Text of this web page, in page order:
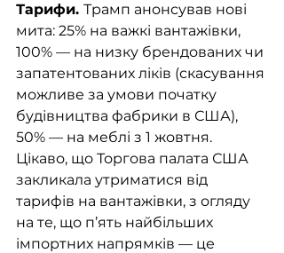
Тарифи. Трамп анонсував нові
мита: 25% на важкі вантажівки,
100% — на низку брендованих чи
запатентованих ліків (скасування
можливе за умови початку
будівництва фабрики в США),
50% — на меблі з 1 жовтня.
Цікаво, що Торгова палата США
закликала утриматися від
тарифів на вантажівки, з огляду
на те, що п’ять найбільших
імпортних напрямків — це